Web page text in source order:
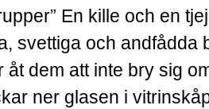
En kille och en
svettiga och andfådda
åt dem att inte bry sig
ner glasen i